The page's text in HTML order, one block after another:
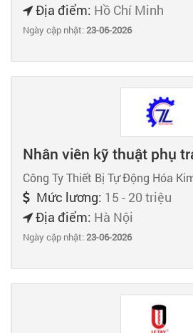
Địa điểm: Hồ Chí Minh
Ngày cập nhật:23-06-2026
Nhân viên kỹ thuật phụ
Công Ty Thiết Bị Tự Động Hóa
Mức lương: 15 - 20 triệu
Địa điểm: Hà Nội
Ngày cập nhật:23-06-2026